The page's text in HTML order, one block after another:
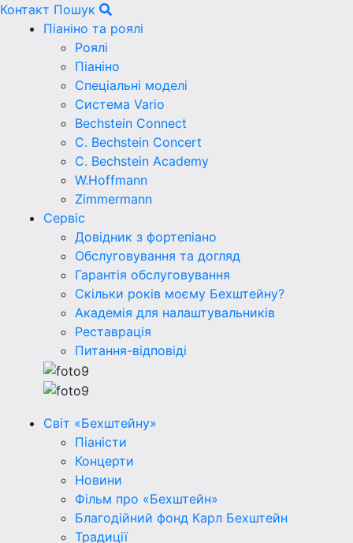
Контакт Пошук
Піаніно та роялі
Роялі
Піаніно
Спеціальні моделі
Система Vario
Bechstein Connect
C. Bechstein Concert
C. Bechstein Academy
W.Hoffmann
Zimmermann
Сервіс
Довідник з фортепіано
Обслуговування та догляд
Гарантія обслуговування
Скільки років моєму Бехштейну?
Академія для налаштувальників
Реставрація
Питання-відповіді
Світ «Бехштейну»
Піаністи
Концерти
Новини
Фільм про «Бехштейн»
Благодійний фонд Карл Бехштейн
Традиції